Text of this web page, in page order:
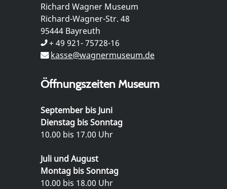
Richard Wagner Museum
Richard-Wagner-Str. 48
95444 Bayreuth
+ 49 921- 75728-16
kasse@wagnermuseum.de
Öffnungszeiten Museum
September bis Juni
Dienstag bis Sonntag
10.00 bis 17.00 Uhr
Juli und August
Montag bis Sonntag
10.00 bis 18.00 Uhr